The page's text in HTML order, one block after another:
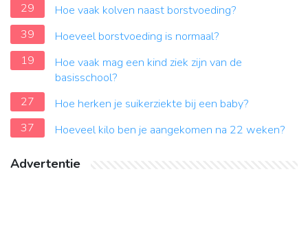
29
Hoe vaak kolven naast borstvoeding?
39
Hoeveel borstvoeding is normaal?
19
Hoe vaak mag een kind ziek zijn van de
basisschool?
27
Hoe herken je suikerziekte bij een baby?
37
Hoeveel kilo ben je aangekomen na 22 weken?
Advertentie